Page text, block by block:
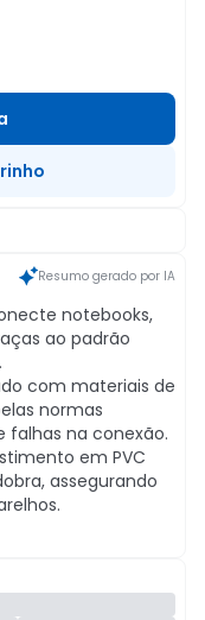
Resumo gerado por IA
notebooks,
ao padrão
com materiais de
normas
falhas na conexão.
em PVC
assegurando